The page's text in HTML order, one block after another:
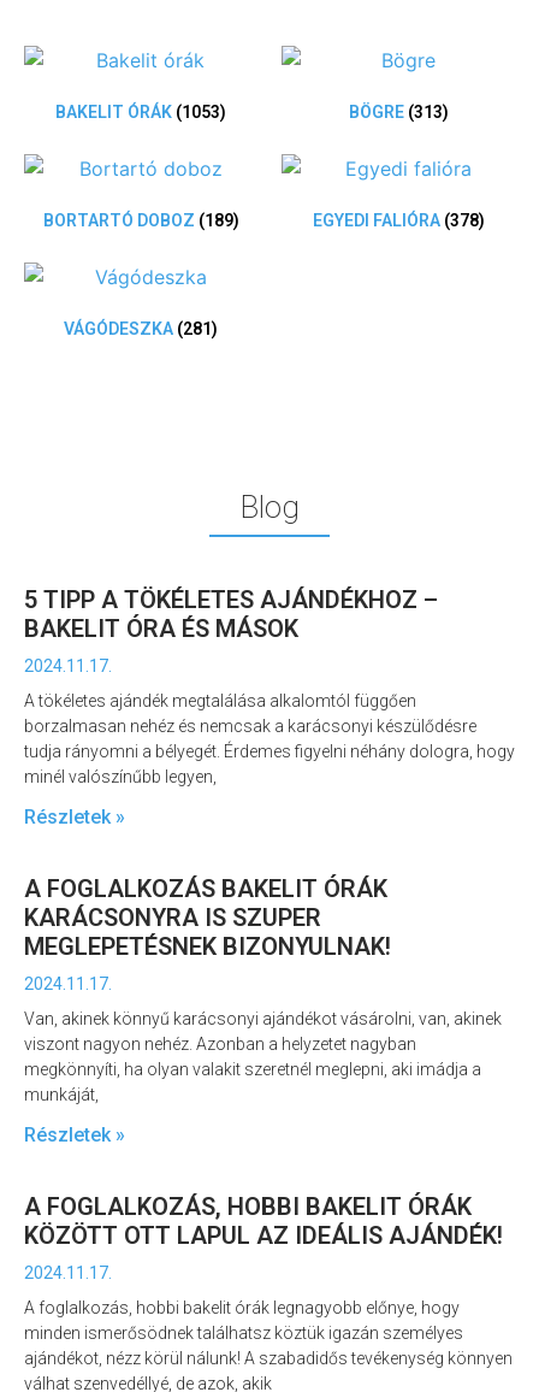
BAKELIT ÓRÁK (1053) BÖGRE (313)
BORTARTÓ DOBOZ (189) EGYEDI FALIÓRA (378)
VÁGÓDESZKA (281)
Blog
5 TIPP A TÖKÉLETES AJÁNDÉKHOZ –
BAKELIT ÓRA ÉS MÁSOK
2024.11.17.
A tökéletes ajándék megtalálása alkalomtól függően
borzalmasan nehéz és nemcsak a karácsonyi készülődésre
tudja rányomni a bélyegét. Érdemes figyelni néhány dologra, hogy
minél valószínűbb legyen,
Részletek »
A FOGLALKOZÁS BAKELIT ÓRÁK
KARÁCSONYRA IS SZUPER
MEGLEPETÉSNEK BIZONYULNAK!
2024.11.17.
Van, akinek könnyű karácsonyi ajándékot vásárolni, van, akinek
viszont nagyon nehéz. Azonban a helyzetet nagyban
megkönnyíti, ha olyan valakit szeretnél meglepni, aki imádja a
munkáját,
Részletek »
A FOGLALKOZÁS, HOBBI BAKELIT ÓRÁK
KÖZÖTT OTT LAPUL AZ IDEÁLIS AJÁNDÉK!
2024.11.17.
A foglalkozás, hobbi bakelit órák legnagyobb előnye, hogy
minden ismerősödnek találhatsz köztük igazán személyes
ajándékot, nézz körül nálunk! A szabadidős tevékenység könnyen
válhat szenvedéllyé, de azok, akik